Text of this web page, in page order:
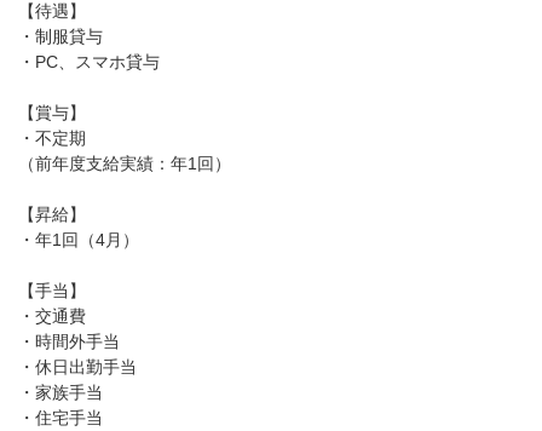
【待遇】
・制服貸与
・PC、スマホ貸与
【賞与】
・不定期
（前年度支給実績：年1回）
【昇給】
・年1回（4月）
【手当】
・交通費
・時間外手当
・休日出勤手当
・家族手当
・住宅手当